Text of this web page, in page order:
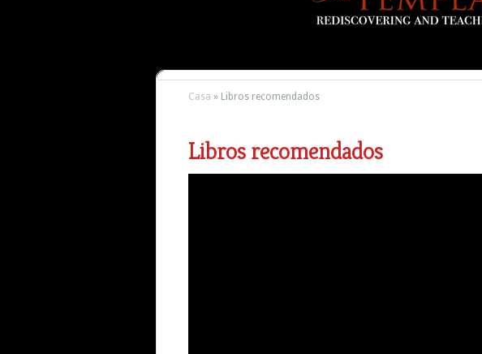
Casa » Libros recomendados
Libros recomendados